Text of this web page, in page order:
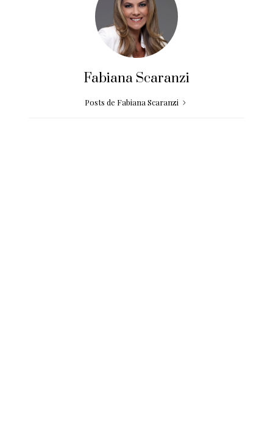
Fabiana Scaranzi
Posts de Fabiana Scaranzi